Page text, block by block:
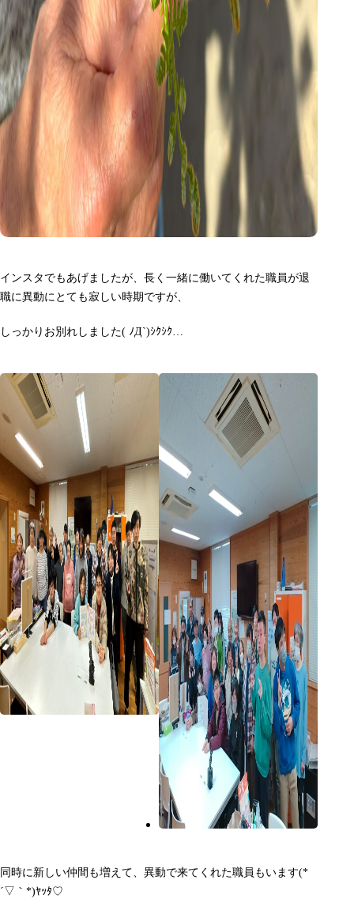
インスタでもあげましたが、長く一緒に働いてくれた職員が退
職に異動にとても寂しい時期ですが、
しっかりお別れしました( ﾉД`)ｼｸｼｸ…
同時に新しい仲間も増えて、異動で来てくれた職員もいます(*
´▽｀*)ﾔｯﾀ♡